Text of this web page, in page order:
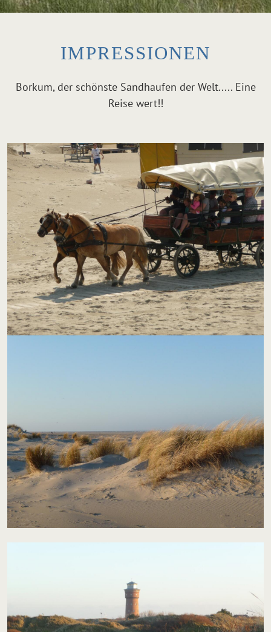
IMPRESSIONEN
Borkum, der schönste Sandhaufen der Welt..... Eine
Reise wert!!